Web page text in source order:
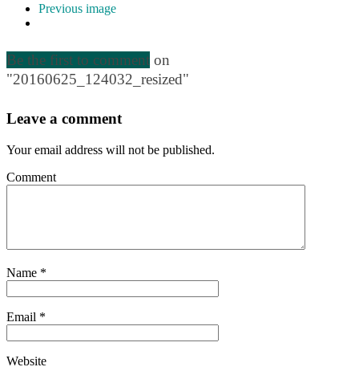
Previous image
Be the first to comment on
"20160625_124032_resized"
Leave a comment
Your email address will not be published.
Comment
Name *
Email *
Website